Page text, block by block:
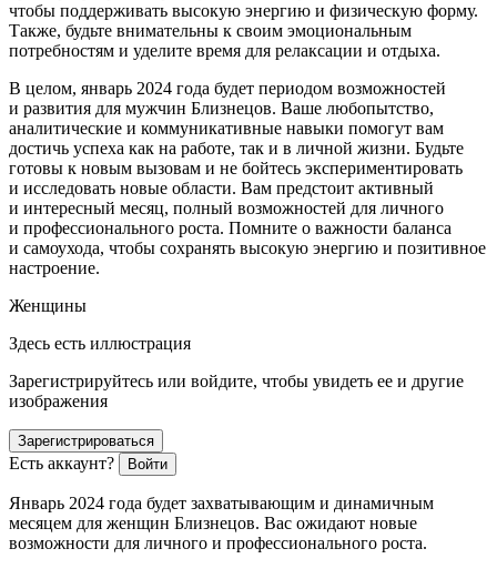
чтобы поддерживать высокую энергию и физическую форму.
Также, будьте внимательны к своим эмоциональным
потребностям и уделите время для релаксации и отдыха.
В целом, январь 2024 года будет периодом возможностей
и развития для мужчин Близнецов. Ваше любопытство,
аналитические и коммуникативные навыки помогут вам
достичь успеха как на работе, так и в личной жизни. Будьте
готовы к новым вызовам и не бойтесь экспериментировать
и исследовать новые области. Вам предстоит активный
и интересный месяц, полный возможностей для личного
и профессионального роста. Помните о важности баланса
и самоухода, чтобы сохранять высокую энергию и позитивное
настроение.
Женщины
Здесь есть иллюстрация
Зарегистрируйтесь или войдите, чтобы увидеть ее и другие
изображения
Зарегистрироваться
Есть аккаунт? Войти
Январь 2024 года будет захватывающим и динамичным
месяцем для женщин Близнецов. Вас ожидают новые
возможности для личного и профессионального роста.